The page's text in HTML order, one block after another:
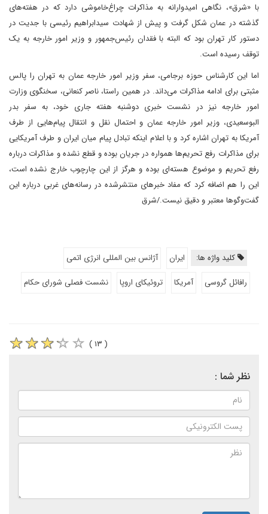
با «شرق»، نگاهی امیدوارانه به مذاکرات چراغ‌خاموشی دارد که در هفته‌های
گذشته در عمان شکل گرفت‌ و پیش از شهادت سیدابراهیم رئیسی با جدیت در
دستور کار تهران بود که البته با فقدان رئیس‌جمهور و وزیر امور خارجه به یک
توقف رسیده است.
اما این کارشناس حوزه برجامی، سفر وزیر امور خارجه عمان به تهران را پالس
مثبتی برای ادامه مذاکرات می‌داند. در همین راستا، ناصر کنعانی، سخنگوی وزارت
امور خارجه نیز در نشست خبری دوشنبه هفته جاری خود، به سفر بدر
البوسعیدی، وزیر امور خارجه عمان و احتمال نقل و انتقال پیام‌هایی از طرف
آمریکا به تهران اشاره کرد و با اعلام اینکه تبادل پیام میان ایران و طرف آمریکایی
برای مذاکرات رفع تحریم‌ها همواره در جریان بوده و قطع نشده و مذاکرات درباره
رفع تحریم و موضوع هسته‌ای بوده و هرگز از این چارچوب خارج نشده است،
این را هم اضافه کرد که مفاد خبرهای منتشرشده در رسانه‌های غربی درباره این
گفت‌وگوها معتبر و دقیق نیست./شرق
کلید واژه ها: ایران
آژانس بین المللی انرژی اتمی
رافائل گروسی
آمریکا تروئیکای اروپا نشست فصلی شورای حکام
( ۱۳ )
نظر شما :